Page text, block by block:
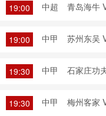
19:00
中超 青岛海牛
19:00 中甲 苏州东吴
19:30 中甲 石家庄功
19:30 中甲 梅州客家